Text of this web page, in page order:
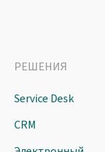
РЕШЕНИЯ
Service Desk
CRM